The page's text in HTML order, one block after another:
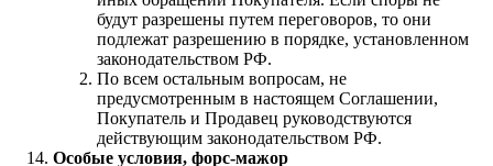
будут разрешены путем переговоров, то они
подлежат разрешению в порядке, установленном
законодательством РФ.
По всем остальным вопросам, не
предусмотренным в настоящем Соглашении,
Покупатель и Продавец руководствуются
действующим законодательством РФ.
Особые условия, форс-мажор